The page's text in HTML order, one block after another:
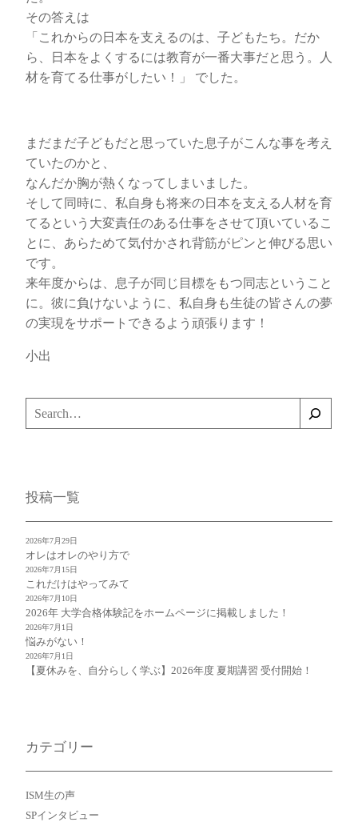
その答えは
「これからの日本を支えるのは、子どもたち。だか
ら、日本をよくするには教育が一番大事だと思う。人
材を育てる仕事がしたい！」 でした。
まだまだ子どもだと思っていた息子がこんな事を考え
ていたのかと、
なんだか胸が熱くなってしまいました。
そして同時に、私自身も将来の日本を支える人材を育
てるという大変責任のある仕事をさせて頂いているこ
とに、あらためて気付かされ背筋がピンと伸びる思い
です。
来年度からは、息子が同じ目標をもつ同志ということ
に。彼に負けないように、私自身も生徒の皆さんの夢
の実現をサポートできるよう頑張ります！
小出
検
索
投稿一覧
オレはオレのやり方で
2026年7月29日
これだけはやってみて
2026年7月15日
2026年 大学合格体験記をホームページに掲載しました！
2026年7月10日
悩みがない！
2026年7月1日
【夏休みを、自分らしく学ぶ】2026年度 夏期講習 受付開始！
2026年7月1日
カテゴリー
ISM生の声
SPインタビュー